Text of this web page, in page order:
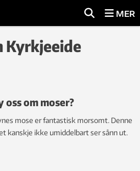
MER
Kyrkjeeide
om moser?
mose er fantastisk morsomt. Denne
kanskje ikke umiddelbart ser sånn ut.